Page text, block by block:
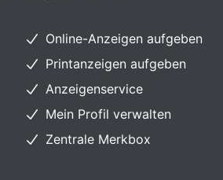
Online-Anzeigen aufgeben
Printanzeigen aufgeben
Anzeigenservice
Mein Profil verwalten
Zentrale Merkbox